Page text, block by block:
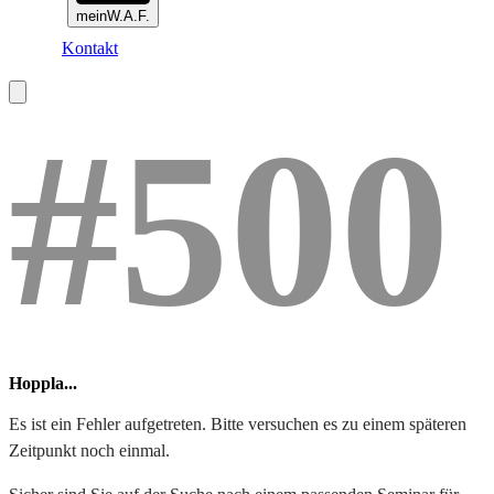
meinW.A.F.
Kontakt
#500
Hoppla...
Es ist ein Fehler aufgetreten. Bitte versuchen es zu einem späteren
Zeitpunkt noch einmal.